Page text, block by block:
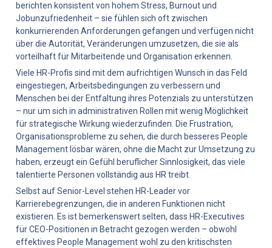
berichten konsistent von hohem Stress, Burnout und
Jobunzufriedenheit – sie fühlen sich oft zwischen
konkurrierenden Anforderungen gefangen und verfügen nicht
über die Autorität, Veränderungen umzusetzen, die sie als
vorteilhaft für Mitarbeitende und Organisation erkennen.
Viele HR-Profis sind mit dem aufrichtigen Wunsch in das Feld
eingestiegen, Arbeitsbedingungen zu verbessern und
Menschen bei der Entfaltung ihres Potenzials zu unterstützen
– nur um sich in administrativen Rollen mit wenig Möglichkeit
für strategische Wirkung wiederzufinden. Die Frustration,
Organisationsprobleme zu sehen, die durch besseres People
Management lösbar wären, ohne die Macht zur Umsetzung zu
haben, erzeugt ein Gefühl beruflicher Sinnlosigkeit, das viele
talentierte Personen vollständig aus HR treibt.
Selbst auf Senior-Level stehen HR-Leader vor
Karrierebegrenzungen, die in anderen Funktionen nicht
existieren. Es ist bemerkenswert selten, dass HR-Executives
für CEO-Positionen in Betracht gezogen werden – obwohl
effektives People Management wohl zu den kritischsten